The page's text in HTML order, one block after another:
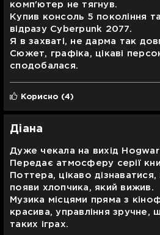
комп'ютер не тягнув.
Купив консоль 5 покоління
відразу Cyberpunk 2077.
Я в захваті, не дарма так
Сюжет, графіка, цікаві
сподобалася.
Корисно (4)
Діана
Дуже чекала на вихід
Передає атмосферу серії
Поттера, цікаво
появи хлопчика, який вижив.
Музика місцями пряма з
красива, управління
таких іграх.